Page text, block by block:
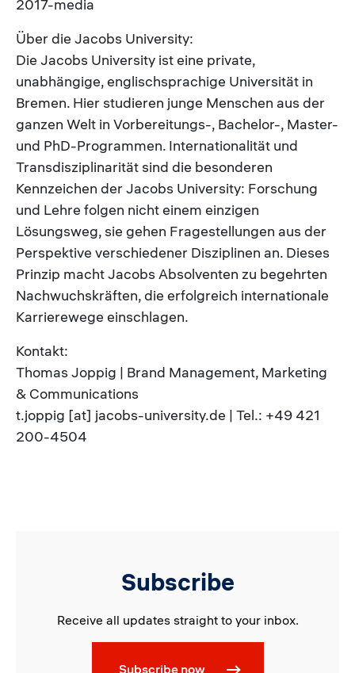
2017-media
Über die Jacobs University:
Die Jacobs University ist eine private,
unabhängige, englischsprachige Universität in
Bremen. Hier studieren junge Menschen aus der
ganzen Welt in Vorbereitungs-, Bachelor-, Master-
und PhD-Programmen. Internationalität und
Transdisziplinarität sind die besonderen
Kennzeichen der Jacobs University: Forschung
und Lehre folgen nicht einem einzigen
Lösungsweg, sie gehen Fragestellungen aus der
Perspektive verschiedener Disziplinen an. Dieses
Prinzip macht Jacobs Absolventen zu begehrten
Nachwuchskräften, die erfolgreich internationale
Karrierewege einschlagen.
Kontakt:
Thomas Joppig | Brand Management, Marketing
& Communications
t.joppig [at] jacobs-university.de | Tel.: +49 421
200-4504
Subscribe
Receive all updates straight to your inbox.
Subscribe now